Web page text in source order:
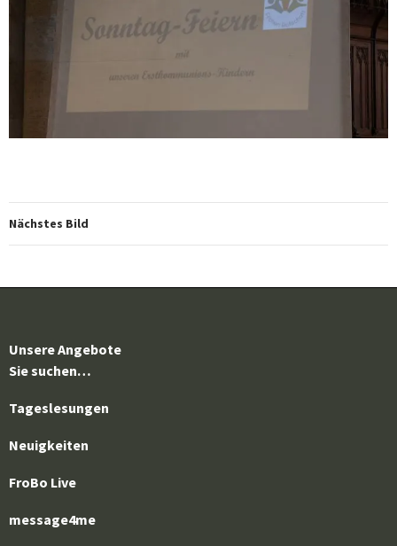
Nächstes Bild
Unsere Angebote
Sie suchen…
Tageslesungen
Neuigkeiten
FroBo Live
message4me